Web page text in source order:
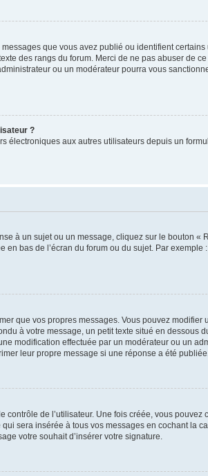
que vous avez publié ou identifient
des rangs du forum. Merci de ne pas abuser de
ou un modérateur pourra vous
?
aux autres utilisateurs depuis un
à un sujet ou un message, cliquez sur le bouton «
bas de l’écran du forum ou du sujet. Par
que vos propres messages. Vous pouvez modifier
à votre message, un petit texte situé en dessous
modification effectuée par un modérateur ou un
leur propre message si une réponse a été
de l’utilisateur. Une fois créée, vous
sera insérée à tous vos messages en cochant la
votre souhait d’insérer votre signature.